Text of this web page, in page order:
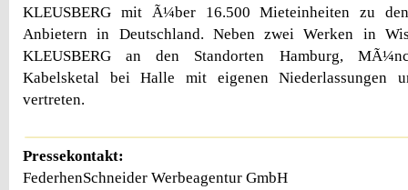
KLEUSBERG mit Ã¼ber 16.500 Mieteinheiten zu
Anbietern in Deutschland. Neben zwei Werken in
KLEUSBERG an den Standorten Hamburg,
Kabelsketal bei Halle mit eigenen Niederlassungen
vertreten.
Pressekontakt:
FederhenSchneider Werbeagentur GmbH